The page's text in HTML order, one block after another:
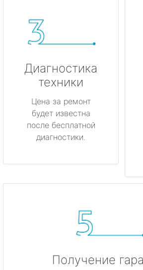
Диагностика
техники
Цена за ремонт
будет известна
после бесплатной
диагностики.
Получение